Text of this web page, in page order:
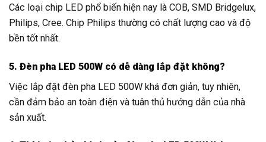
Các loại chip LED phổ biến hiện nay là COB, SMD Bridgelux,
Philips, Cree. Chip Philips thường có chất lượng cao và độ
bền tốt nhất.
5. Đèn pha LED 500W có dễ dàng lắp đặt không?
Việc lắp đặt đèn pha LED 500W khá đơn giản, tuy nhiên,
cần đảm bảo an toàn điện và tuân thủ hướng dẫn của nhà
sản xuất.